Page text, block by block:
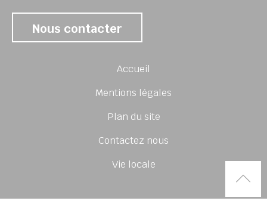
Nous contacter
Accueil
Mentions légales
Plan du site
Contactez nous
Vie locale